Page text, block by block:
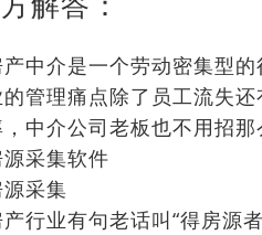
产中介是一个劳动密集型
的管理痛点除了员工流失
中介公司老板也不用招
源采集软件
源采集
产行业有句老话叫“得房源